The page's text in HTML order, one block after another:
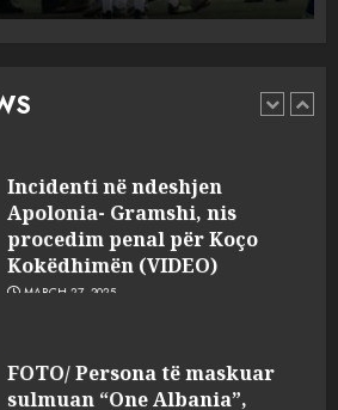
MARCH 27, 2025
FOTO/ Persona të maskuar
sulmuan “One Albania”,
ngjarja u fsheh. A u vodhën
serverat?
MARCH 25, 2025
Prokuroria jep pretencën, ja
çfarë dënimi kërkon për